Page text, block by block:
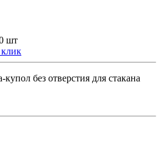
шт
без отверстия для стакана